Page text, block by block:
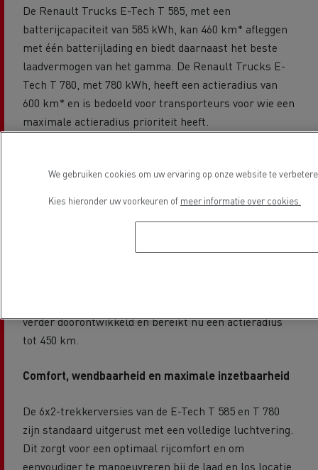
De Renault Trucks E-Tech T 585, met een
batterijcapaciteit van 585 kWh, kan 460 km* afleggen
met één batterijlading en biedt daarnaast het beste
laadvermogen van het gamma. De Renault Trucks E-
Tech T 780, met 780 kWh, heeft een actieradius van
600 km* en is bedoeld voor transporteurs voor wie een
maximale actieradius prioriteit heeft.
modellen compatibel met de ultrasnelle MCS-
Laden via CCS tot 350 kW blijft eveneens
verder doorontwikkeld en bereikt nu een actieradius
tot 450 km.
Comfort, wendbaarheid en maximale inzetbaarheid
De 6x2-trekkerversies van de E-Tech T 585 en T 780
zijn standaard uitgerust met een volledige luchtvering.
Dit zorgt voor een optimaal rijcomfort en om
eenvoudiger te manoeuvreren bij de laad en los locatie.
We gebruiken cookies om uw ervaring op onze website te
Kies hieronder uw voorkeuren of meer informatie over cookies.